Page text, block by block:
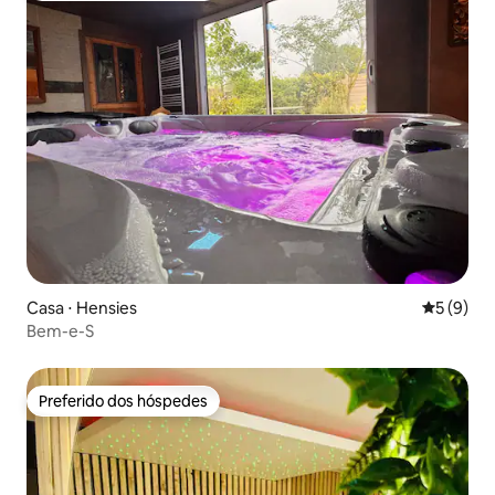
Casa ⋅ Hensies 5 de
5 (9)
Bem-e-S
Preferido dos hóspedes
Preferido dos hóspedes